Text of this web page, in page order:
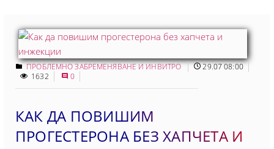
ПРОБЛЕМНО ЗАБРЕМЕНЯВАНЕ И ИНВИТРО
29.07 08:00
1632
0
КАК ДА ПОВИШИМ
ПРОГЕСТЕРОНА БЕЗ ХАПЧЕТА И